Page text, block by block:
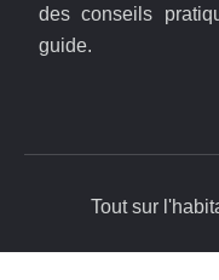
des conseils
guide.
Tout sur